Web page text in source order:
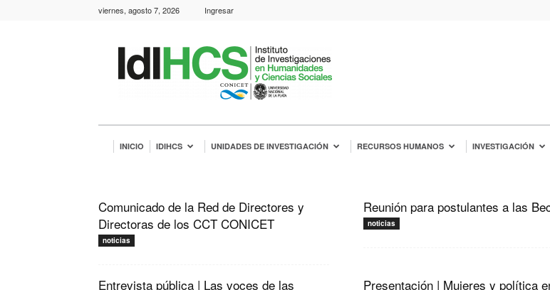
viernes, agosto 7, 2026 Ingresar
IdIHCS
INICIO IDIHCS UNIDADES DE INVESTIGACIÓN RECURSOS HUMANOS INVESTIGACIÓN
Comunicado de la Red de Directores y
Directoras de los CCT CONICET
noticias
Reunión para postulantes a las
noticias
Entrevista pública | Las voces de las
Presentación | Mujeres y política